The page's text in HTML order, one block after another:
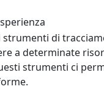
strumenti di
a determinate
strumenti ci